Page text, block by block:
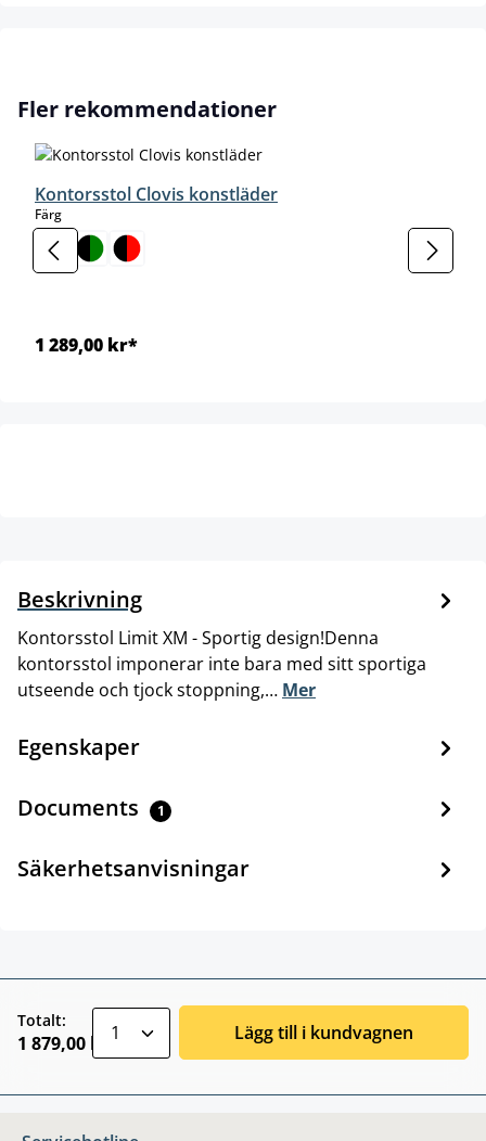
Hoppa över produktgalleri
Fler rekommendationer
Kontorsstol Clovis konstläder
Färgselect
1 289,00 kr*
Beskrivning
Kontorsstol Limit XM - Sportig design!Denna
kontorsstol imponerar inte bara med sitt sportiga
utseende och tjock stoppning,… Mer
Egenskaper
Documents 1
Säkerhetsanvisningar
Totalt:
1 879,00 kr Lägg till i kundvagnen